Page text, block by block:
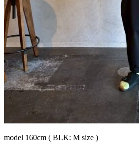
model 160cm ( BLK: M size )